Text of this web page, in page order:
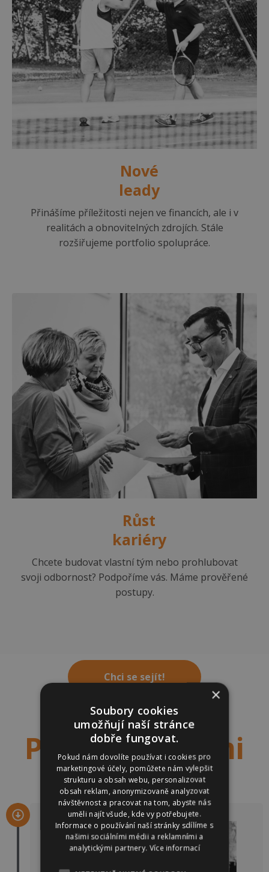
Nové
leady
Přinášíme příležitosti nejen ve financích, ale i v
realitách a obnovitelných zdrojích. Stále
rozšiřujeme portfolio spolupráce.
Růst
kariéry
Chcete budovat vlastní tým nebo prohlubovat
svoji odbornost? Podpoříme vás. Máme prověřené
postupy.
Chci se sejít!
Proč být s námi
×
Soubory cookies
umožňují naší stránce
dobře fungovat.
Pokud nám dovolíte používat i cookies pro
marketingové účely, pomůžete nám vylepšit
strukturu a obsah webu, personalizovat
obsah reklam, anonymizovaně analyzovat
návštěvnost a pracovat na tom, abyste nás
uměli najít všude, kde vy potřebujete.
Informace o používání naší stránky sdílíme s
našimi sociálními médii a reklamními a
analytickými partnery. Více informací